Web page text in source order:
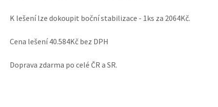
K lešení lze dokoupit boční stabilizace - 1ks za 2064Kč.
Cena lešení 40.584Kč bez DPH
Doprava zdarma po celé ČR a SR.